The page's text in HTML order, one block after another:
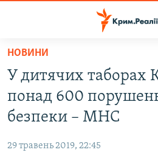
Перейти
основного
матеріалу
Перейти
до
основної
навігації
ВОДА.КРИМ
ВІДЕО ТА ФОТО
БЛОГИ
НОВИНИ
У дитячих таборах
понад 600
безпеки – МНС
29 травень 2019, 22:45